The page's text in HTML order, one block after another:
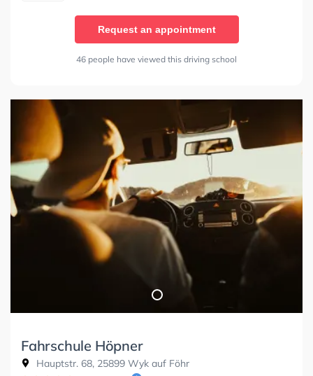
Request an appointment
46 people have viewed this driving school
Fahrschule Höpner
Hauptstr. 68, 25899 Wyk auf Föhr